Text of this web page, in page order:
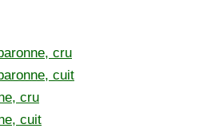
cru
cuit
cru
cuit